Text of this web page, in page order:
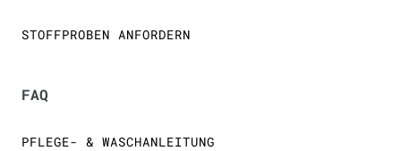
STOFFPROBEN ANFORDERN
FAQ
PFLEGE- & WASCHANLEITUNG